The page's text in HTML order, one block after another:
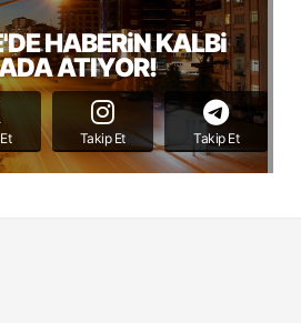
HABERiN KALBi
ATIYOR!
Takip Et Takip Et